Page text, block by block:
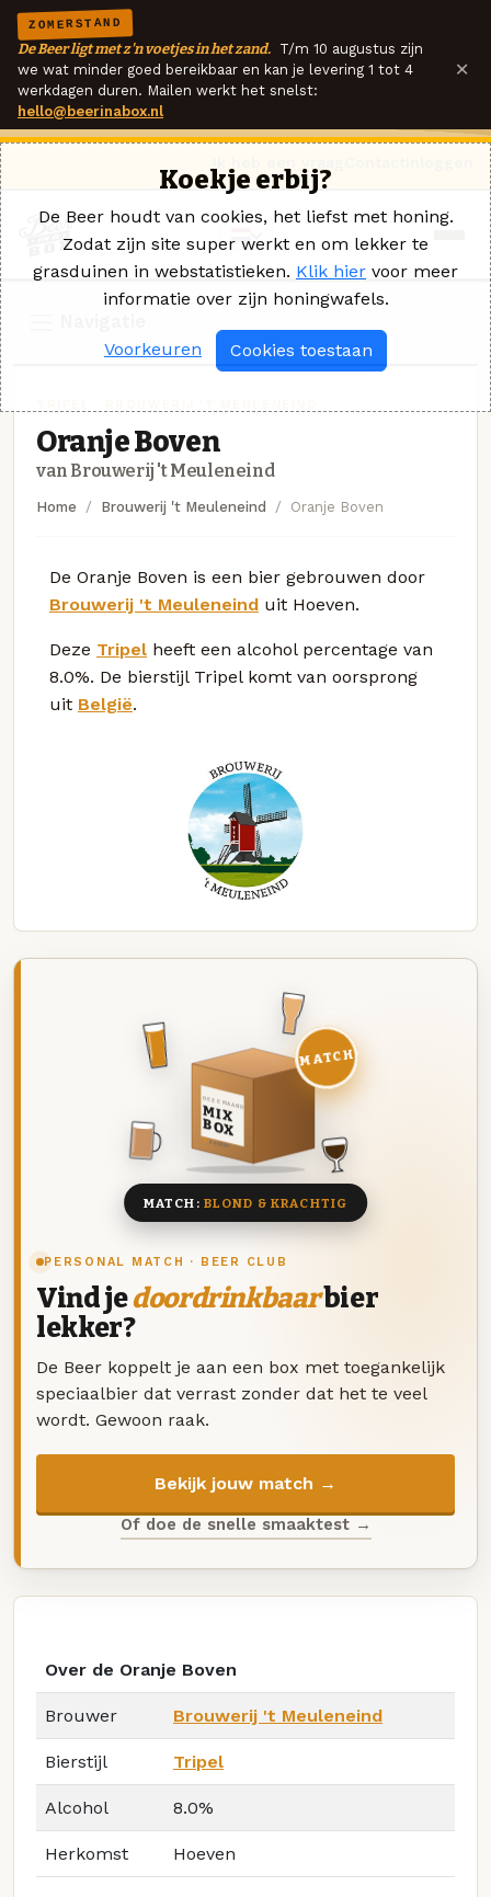
ZOMERSTAND
De Beer ligt met z'n voetjes in het zand. T/m 10 augustus zijn
we wat minder goed bereikbaar en kan je levering 1 tot 4
werkdagen duren. Mailen werkt het snelst:
hello@beerinabox.nl
×
Oranje Boven
van Brouwerij 't Meuleneind
Home Brouwerij 't Meuleneind Oranje Boven
De Oranje Boven is een bier gebrouwen door
Brouwerij 't Meuleneind uit Hoeven.
Deze Tripel heeft een alcohol percentage van
8.0%. De bierstijl Tripel komt van oorsprong
uit België.
PERSONAL MATCH · BEER CLUB
Vind jedoordrinkbaarbier
lekker?
De Beer koppelt je aan een box met toegankelijk
speciaalbier dat verrast zonder dat het te veel
wordt. Gewoon raak.
Bekijk jouw match →
Of doe de snelle smaaktest →
DEZE MAAND
MIX
BOX
8 BIEREN
MATCH
MATCH: BLOND & KRACHTIG
Over de Oranje Boven
Brouwer Brouwerij 't Meuleneind
Bierstijl Tripel
Alcohol 8.0%
Herkomst Hoeven
Koekje erbij?
De Beer houdt van cookies, het liefst met honing.
Zodat zijn site super werkt en om lekker te
grasduinen in webstatistieken. Klik hier voor meer
informatie over zijn honingwafels.
Voorkeuren Cookies toestaan